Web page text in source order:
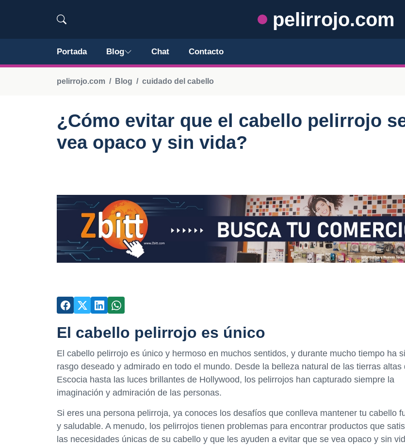
pelirrojo.com
Portada Blog Chat Contacto
pelirrojo.com Blog cuidado del cabello
¿Cómo evitar que el cabello pelirrojo
vea opaco y sin vida?
El cabello pelirrojo es único
El cabello pelirrojo es único y hermoso en muchos sentidos, y durante mucho tiempo ha
rasgo deseado y admirado en todo el mundo. Desde la belleza natural de las tierras altas
Escocia hasta las luces brillantes de Hollywood, los pelirrojos han capturado siempre la
imaginación y admiración de las personas.
Si eres una persona pelirroja, ya conoces los desafíos que conlleva mantener tu cabello
y saludable. A menudo, los pelirrojos tienen problemas para encontrar productos que
las necesidades únicas de su cabello y que les ayuden a evitar que se vea opaco y sin